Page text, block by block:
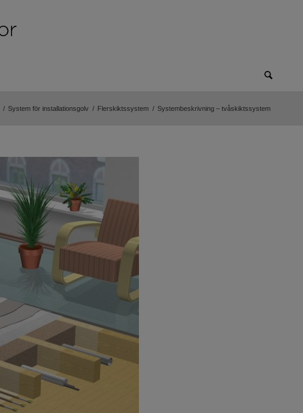
/ System för installationsgolv / Flerskiktssystem / Systembeskrivning – tvåskiktssystem